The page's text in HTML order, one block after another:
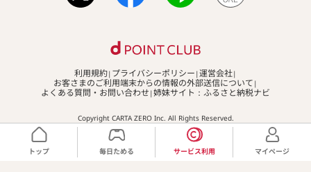
利用規約 プライバシーポリシー 運営会社
お客さまのご利用端末からの情報の外部送信について
よくある質問・お問い合わせ 姉妹サイト：ふるさと納税ナビ
Copyright CARTA ZERO Inc. All Rights Reserved.
トップ 毎日ためる サービス利用 マイページ